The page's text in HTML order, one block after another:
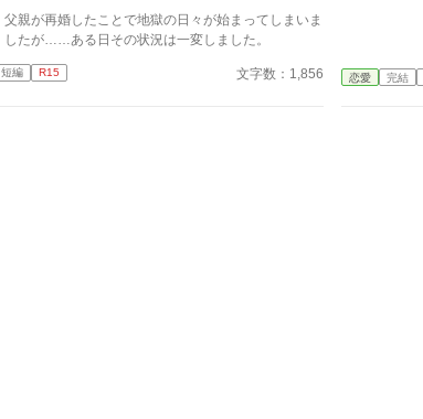
い姿を晒している この騒ぎ自体 とんだ恥晒しだ
わ タバサは席を立ち 冷めた目でリカルドを見る
と、「この事は父に相談します、お先に失礼します
父親が再婚したことで地獄の日々が始まってしまいま
したが……ある日その状況は一変しました。
短編 R15 文字数：1,856 恋愛 完結